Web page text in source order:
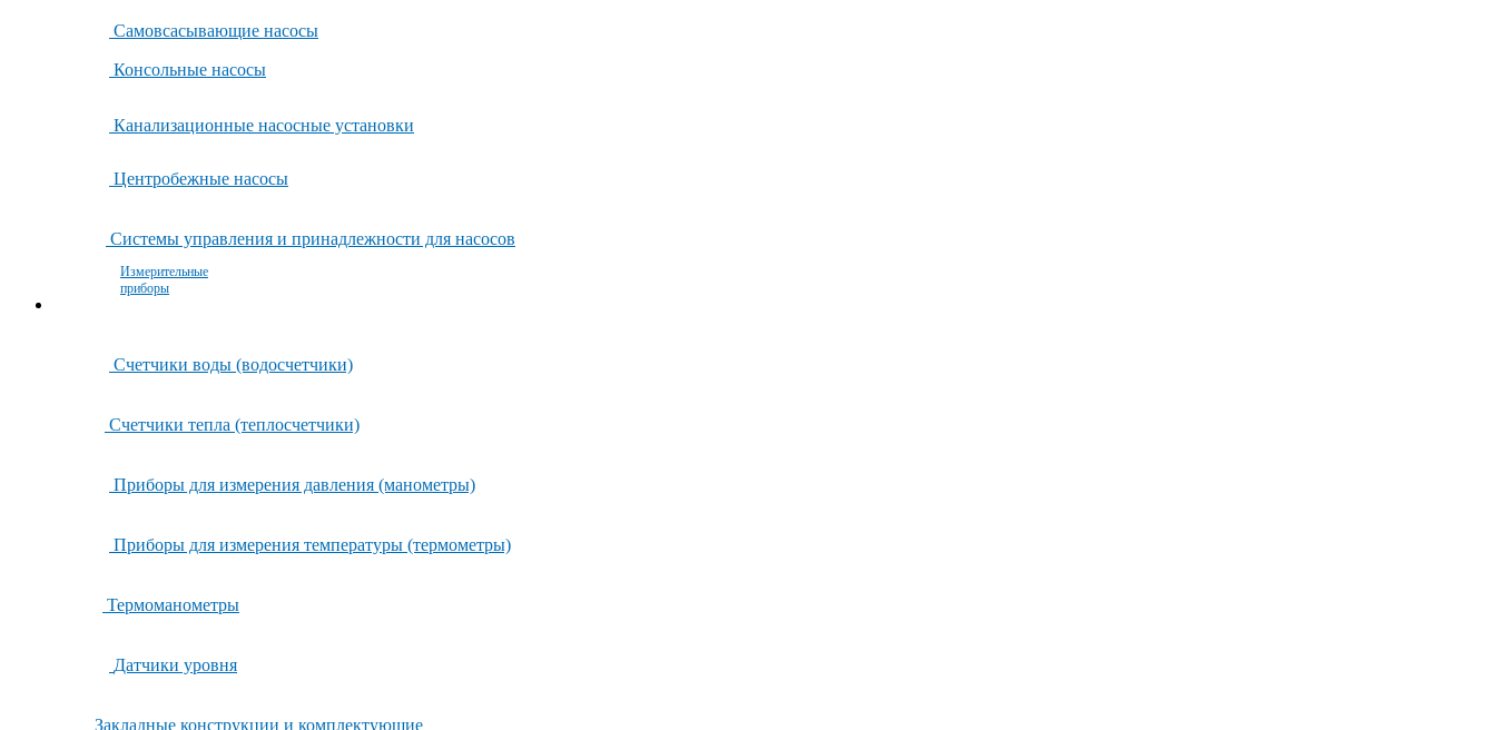
Самовсасывающие насосы
Консольные насосы
Канализационные насосные установки
Центробежные насосы
Системы управления и принадлежности для насосов
Измерительные
приборы
Счетчики воды (водосчетчики)
Счетчики тепла (теплосчетчики)
Приборы для измерения давления (манометры)
Приборы для измерения температуры (термометры)
Термоманометры
Датчики уровня
Закладные конструкции и комплектующие